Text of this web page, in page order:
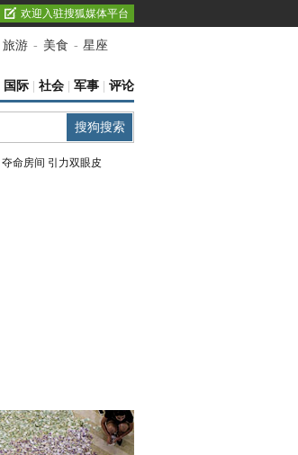
欢迎入驻搜狐媒体平台
旅游 - 美食 - 星座
国际 社会 军事 评论
夺命房间 引力双眼皮